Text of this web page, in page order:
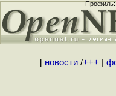
[ новости/+++